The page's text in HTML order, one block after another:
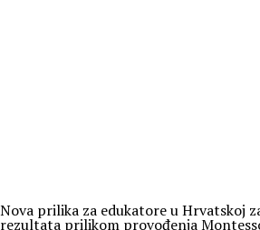
Nova prilika za edukatore u Hrvatskoj
rezultata prilikom provođenja